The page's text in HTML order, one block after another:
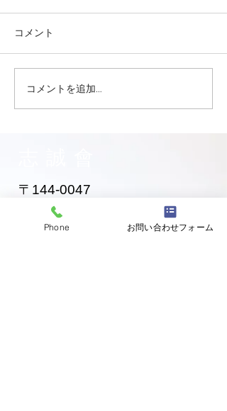
大田区 萩中 志誠會 空手
お兄ちゃん入門！
コメント
コメントを追加…
〒144-0047
東京都大田区萩中二丁目1-20
​※gym &studioＳＫＴ内
Phone お問い合わせフォーム